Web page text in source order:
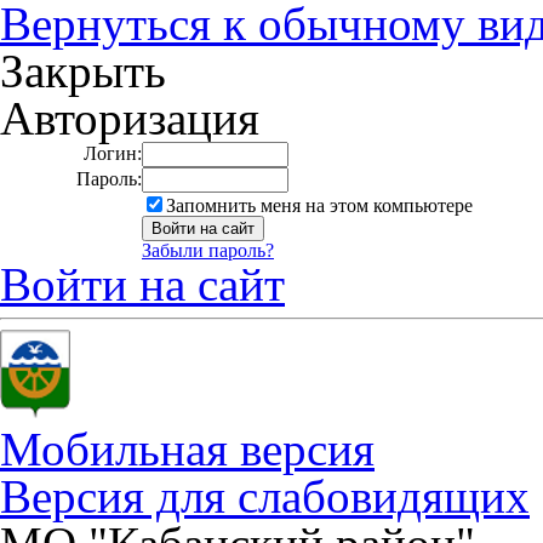
Вернуться к обычному
Закрыть
Авторизация
Логин:
Пароль:
Запомнить меня на этом компьютере
Забыли пароль?
Войти на сайт
Мобильная версия
Версия для слабовидящих